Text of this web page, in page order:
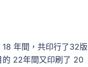
年間，共印行了32版
的 22年間又印刷了 20